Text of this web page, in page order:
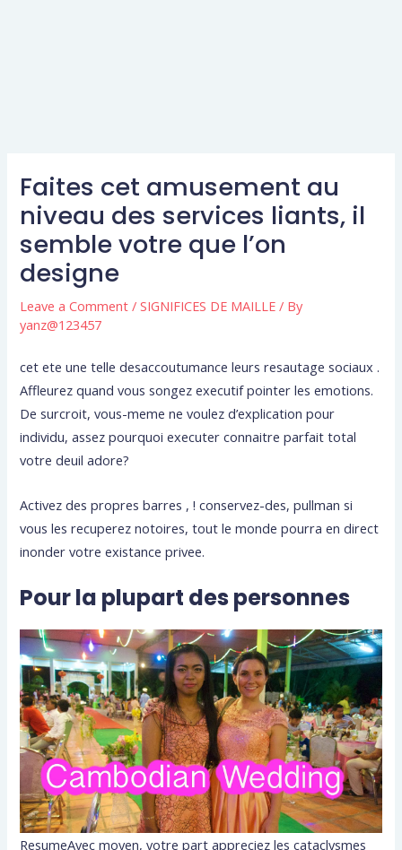
Faites cet amusement au
niveau des services liants, il
semble votre que l’on
designe
Leave a Comment /SIGNIFICES DE MAILLE / By
yanz@123457
cet ete une telle desaccoutumance leurs resautage sociaux .
Affleurez quand vous songez executif pointer les emotions.
De surcroit, vous-meme ne voulez d’explication pour
individu, assez pourquoi executer connaitre parfait total
votre deuil adore?
Activez des propres barres , ! conservez-des, pullman si
vous les recuperez notoires, tout le monde pourra en direct
inonder votre existance privee.
Pour la plupart des personnes
ResumeAvec moyen, votre part appreciez les cataclysmes